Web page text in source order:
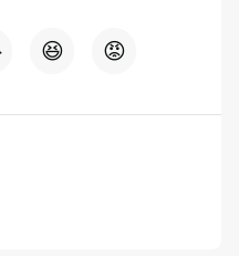
😆 😡